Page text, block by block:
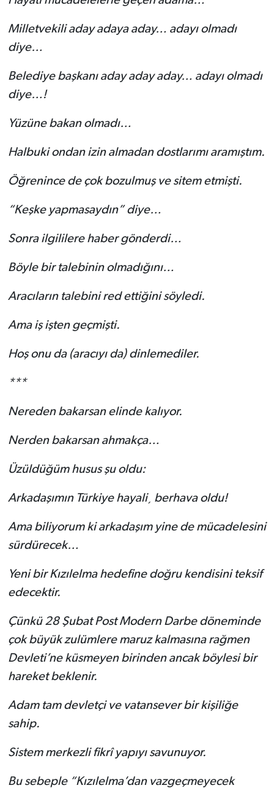
Milletvekili aday adaya aday… adayı olmadı
diye…
Belediye başkanı aday aday aday… adayı olmadı
diye…!
Yüzüne bakan olmadı…
Halbuki ondan izin almadan dostlarımı aramıştım.
Öğrenince de çok bozulmuş ve sitem etmişti.
“Keşke yapmasaydın” diye…
Sonra ilgililere haber gönderdi…
Böyle bir talebinin olmadığını…
Aracıların talebini red ettiğini söyledi.
Ama iş işten geçmişti.
Hoş onu da (aracıyı da) dinlemediler.
***
Nereden bakarsan elinde kalıyor.
Nerden bakarsan ahmakça…
Üzüldüğüm husus şu oldu:
Arkadaşımın Türkiye hayali¸ berhava oldu!
Ama biliyorum ki arkadaşım yine de mücadelesini
sürdürecek…
Yeni bir Kızılelma hedefine doğru kendisini teksif
edecektir.
Çünkü 28 Şubat Post Modern Darbe döneminde
çok büyük zulümlere maruz kalmasına rağmen
Devleti’ne küsmeyen birinden ancak böylesi bir
hareket beklenir.
Adam tam devletçi ve vatansever bir kişiliğe
sahip.
Sistem merkezli fikrî yapıyı savunuyor.
Bu sebeple “Kızılelma’dan vazgeçmeyecek